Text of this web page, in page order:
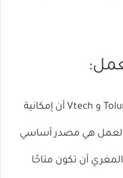
وجدت دراسة استقصائية من Toluna و Vtech أن إمكانية
العمل هي مصدر أساسي
أن تكون متاحًا